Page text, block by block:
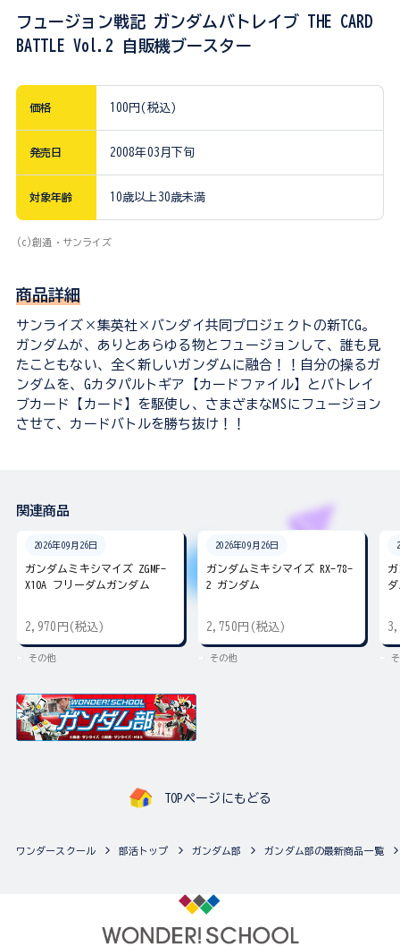
フュージョン戦記 ガンダムバトレイブ THE CARD
BATTLE Vol.2 自販機ブースター
価格 100円(税込)
発売日 2008年03月下旬
対象年齢 10歳以上30歳未満
(c)創通・サンライズ
商品詳細
サンライズ×集英社×バンダイ共同プロジェクトの新TCG。
ガンダムが、ありとあらゆる物とフュージョンして、誰も見
たこともない、全く新しいガンダムに融合！！自分の操るガ
ンダムを、Gカタパルトギア【カードファイル】とバトレイ
ブカード【カード】を駆使し、さまざまなMSにフュージョン
させて、カードバトルを勝ち抜け！！
関連商品
2026年09月26日
ガンダムミキシマイズ ZGMF-
X10A フリーダムガンダム
2,970円(税込)
その他
2026年09月26日
ガンダムミキシマイズ RX-78-
2 ガンダム
2,750円(税込)
その他
TOPページにもどる
ワンダースクール 部活トップ ガンダム部 ガンダム部の最新商品一覧